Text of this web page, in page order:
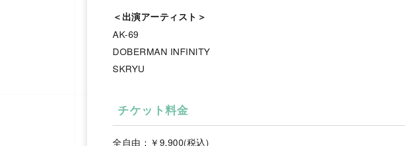
＜出演アーティスト＞
AK-69
DOBERMAN INFINITY
SKRYU
チケット料金
全自由：￥9,900(税込)